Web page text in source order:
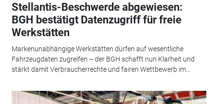
Stellantis-Beschwerde abgewiesen:
BGH bestätigt Datenzugriff für freie
Werkstätten
Markenunabhängige Werkstätten dürfen auf wesentliche
Fahrzeugdaten zugreifen – der BGH schafft nun Klarheit und
stärkt damit Verbraucherrechte und fairen Wettbewerb im...